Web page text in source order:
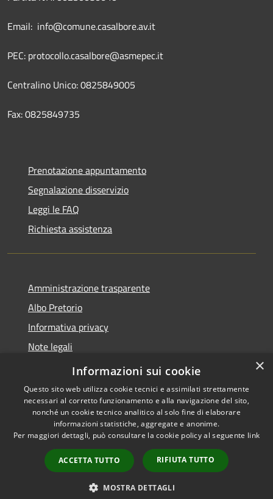
Email: info@comune.casalbore.av.it
PEC: protocollo.casalbore@asmepec.it
Centralino Unico: 0825849005
Fax: 0825849735
Prenotazione appuntamento
Segnalazione disservizio
Leggi le FAQ
Richiesta assistenza
Amministrazione trasparente
Albo Pretorio
Informativa privacy
Note legali
Dichiarazione di accessibilità
Accessibilità
Copyright © 2026 • Comune di
Casalbore • Powered by
Municipium•
Accesso
redazione
×
Informazioni sui cookie
Questo sito web utilizza cookie tecnici e assimilati strettamente
necessari al corretto funzionamento e alla navigazione del sito,
nonché un cookie tecnico analitico al solo fine di elaborare
informazioni statistiche, aggregate e anonime.
Per maggiori dettagli, può consultare la cookie policy al seguente link
ACCETTA TUTTO RIFIUTA TUTTO
MOSTRA DETTAGLI